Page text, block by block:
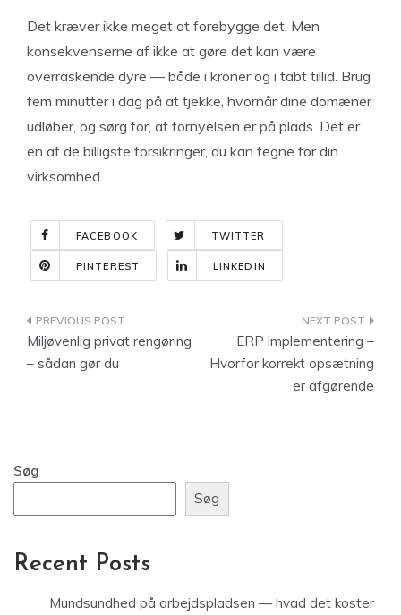
Det kræver ikke meget at forebygge det. Men
konsekvenserne af ikke at gøre det kan være
overraskende dyre — både i kroner og i tabt tillid. Brug
fem minutter i dag på at tjekke, hvornår dine domæner
udløber, og sørg for, at fornyelsen er på plads. Det er
en af de billigste forsikringer, du kan tegne for din
virksomhed.
FACEBOOK TWITTER
PINTEREST LINKEDIN
Indlægsnavigation
Miljøvenlig privat rengøring
– sådan gør du
ERP implementering –
Hvorfor korrekt opsætning
er afgørende
Søg
Søg
Recent Posts
Mundsundhed på arbejdspladsen — hvad det koster